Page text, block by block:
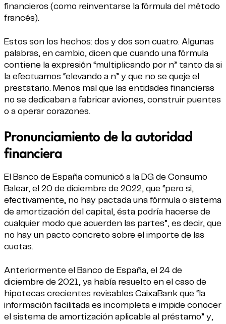
financieros (como reinventarse la fórmula del método
francés).
Estos son los hechos: dos y dos son cuatro. Algunas
palabras, en cambio, dicen que cuando una fórmula
contiene la expresión “multiplicando por n” tanto da si
la efectuamos “elevando a n” y que no se queje el
prestatario. Menos mal que las entidades financieras
no se dedicaban a fabricar aviones, construir puentes
o a operar corazones.
Pronunciamiento de la autoridad
financiera
El Banco de España comunicó a la DG de Consumo
Balear, el 20 de diciembre de 2022, que “pero si,
efectivamente, no hay pactada una fórmula o sistema
de amortización del capital, ésta podría hacerse de
cualquier modo que acuerden las partes”, es decir, que
no hay un pacto concreto sobre el importe de las
cuotas.
Anteriormente el Banco de España, el 24 de
diciembre de 2021, ya había resuelto en el caso de
hipotecas crecientes revisables CaixaBank que “la
información facilitada es incompleta e impide conocer
el sistema de amortización aplicable al préstamo” y,